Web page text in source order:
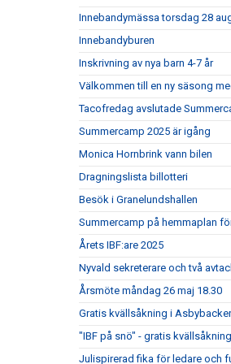
Innebandymässa torsdag 28
Innebandyburen
Inskrivning av nya barn 4-7 år
Välkommen till en ny säsong
Tacofredag avslutade
Summercamp 2025 är igång
Monica Hornbrink vann bilen
Dragningslista billotteri
Besök i Granelundshallen
Summercamp på hemmaplan
Årets IBF:are 2025
Nyvald sekreterare och två
Årsmöte måndag 26 maj 18.30
Gratis kvällsåkning i
"IBF på snö" - gratis
Julispirerad fika för ledare och